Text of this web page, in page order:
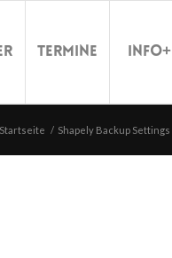
Termine Info+
Startseite / Shapely Backup Settings